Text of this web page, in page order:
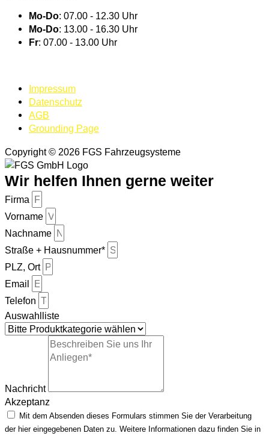
Mo-Do: 07.00 - 12.30 Uhr
Mo-Do: 13.00 - 16.30 Uhr
Fr: 07.00 - 13.00 Uhr
Impressum
Datenschutz
AGB
Grounding Page
Copyright © 2026 FGS Fahrzeugsysteme
Wir helfen Ihnen gerne weiter
Firma
Vorname
Nachname
Straße + Hausnummer*
PLZ, Ort
Email
Telefon
Auswahlliste
Nachricht
Akzeptanz
Mit dem Absenden dieses Formulars stimmen Sie der Verarbeitung
der hier eingegebenen Daten zu. Weitere Informationen dazu finden Sie in